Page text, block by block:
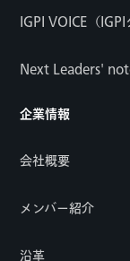
IGPI VOICE（IGPI
Next Leaders'
企業情報
会社概要
メンバー紹介
沿革